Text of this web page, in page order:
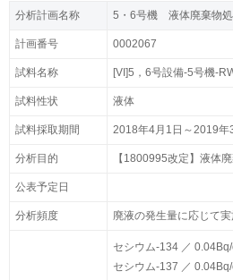
分析計画名称 5・6号機 液体廃棄物処
計画番号 0002067
試料名称 [VI]5，6号設備-5号機-
試料性状 液体
試料採取期間 2018年4月1日～2019年
分析目的 【1800995改定】液体
公表予定日
分析頻度 廃液の発生量に応じて
セシウム-134 ／
セシウム-137 ／
分析計画名称 5・6号機 液体廃棄物処
計画番号 0002067
試料名称 [VI]5，6号設備-5号機-
試料性状 液体
試料採取期間 2018年4月1日～2019年
分析目的 【1800995改定】液体
公表予定日
分析頻度 廃液の発生量に応じて
セシウム-134 ／
セシウム-137 ／